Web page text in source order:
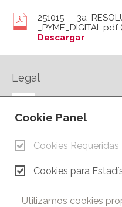
251015_-
_PYME_DIGITAL.pdf
Descargar
Legal
AVISO LEGAL
CONTACTO
Cámara de Comercio e
Cookie Panel
Cookies Requeridas
Cookies para
Utilizamos cookies